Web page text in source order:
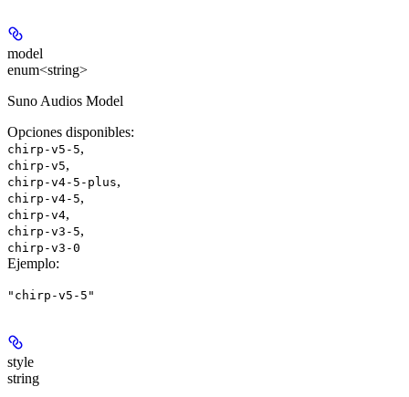
model
enum<string>
Suno Audios Model
Opciones disponibles:
chirp-v5-5,
chirp-v5,
chirp-v4-5-plus,
chirp-v4-5,
chirp-v4,
chirp-v3-5,
chirp-v3-0
Ejemplo:
"chirp-v5-5"
style
string